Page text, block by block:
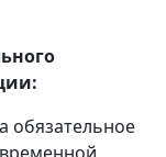
обязательное